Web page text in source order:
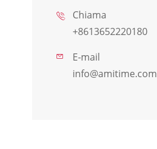

Chiama
+8613652220180

E-mail
info@amitime.com